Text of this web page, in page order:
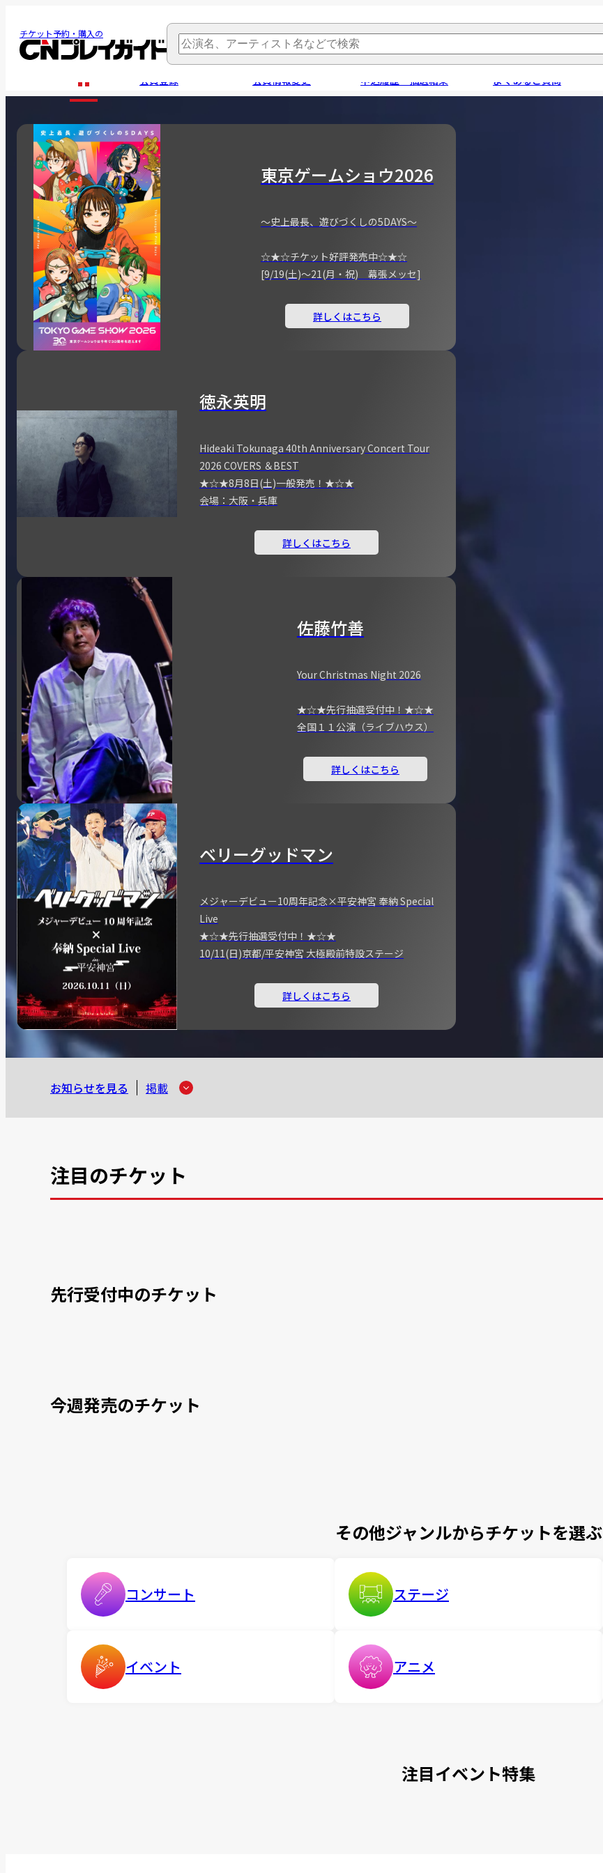
チケット予約・購入の
会員登録 会員情報変更 申込履歴・抽選結果 よくあるご質問
東京ゲームショウ2026
～史上最長、遊びづくしの5DAYS～
☆★☆チケット好評発売中☆★☆
[9/19(土)～21(月・祝) 幕張メッセ]
詳しくはこちら
徳永英明
Hideaki Tokunaga 40th Anniversary Concert Tour
2026 COVERS ＆BEST
★☆★8月8日(土)一般発売！★☆★
会場：大阪・兵庫
詳しくはこちら
佐藤竹善
Your Christmas Night 2026
★☆★先行抽選受付中！★☆★
全国１１公演（ライブハウス）
詳しくはこちら
ベリーグッドマン
メジャーデビュー10周年記念×平安神宮 奉納 Special
Live
★☆★先行抽選受付中！★☆★
10/11(日)京都/平安神宮 大極殿前特設ステージ
詳しくはこちら
お知らせを見る 掲載
注目のチケット
先行受付中のチケット
今週発売のチケット
その他ジャンルからチケットを選ぶ
コンサート ステージ
イベント アニメ
注目イベント特集